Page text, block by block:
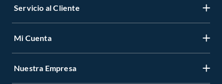
Servicio al Cliente
Mi Cuenta
Nuestra Empresa